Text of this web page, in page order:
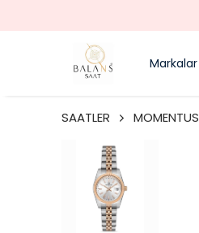
Markalar
SAATLER MOMENTUS